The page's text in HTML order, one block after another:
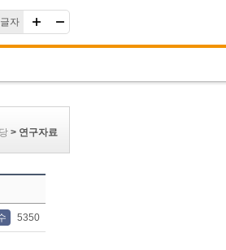
글자
> 연구자료
5350